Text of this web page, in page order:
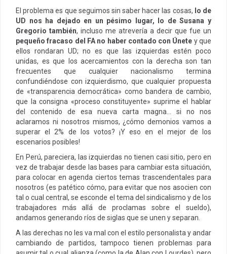
El problema es que seguimos sin saber hacer las cosas, lo de
UD nos ha dejado en un pésimo lugar, lo de Susana y
Gregorio también, incluso me atrevería a decir que fue un
pequeño fracaso del FA no haber contado con Únete y que
ellos rondaran UD; no es que las izquierdas estén poco
unidas, es que los acercamientos con la derecha son tan
frecuentes que cualquier nacionalismo termina
confundiéndose con izquierdismo, que cualquier propuesta
de «transparencia democrática» como bandera de cambio,
que la consigna «proceso constituyente» suprime el hablar
del contenido de esa nueva carta magna… si no nos
aclaramos ni nosotros mismos, ¿cómo demonios vamos a
superar el 2% de los votos? ¡Y eso en el mejor de los
escenarios posibles!
En Perú, pareciera, las izquierdas no tienen casi sitio, pero en
vez de trabajar desde las bases para cambiar esta situación,
para colocar en agenda ciertos temas trascendentales para
nosotros (es patético cómo, para evitar que nos asocien con
tal o cual central, se esconde el tema del sindicalismo y de los
trabajadores más allá de proclamas sobre el sueldo),
andamos generando ríos de siglas que se unen y separan.
A las derechas no les va mal con el estilo personalista y andar
cambiando de partidos, tampoco tienen problemas para